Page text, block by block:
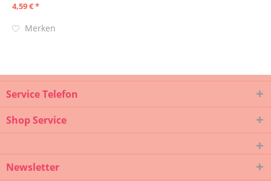
4,59 € *
Merken
Service Telefon
Shop Service
Newsletter